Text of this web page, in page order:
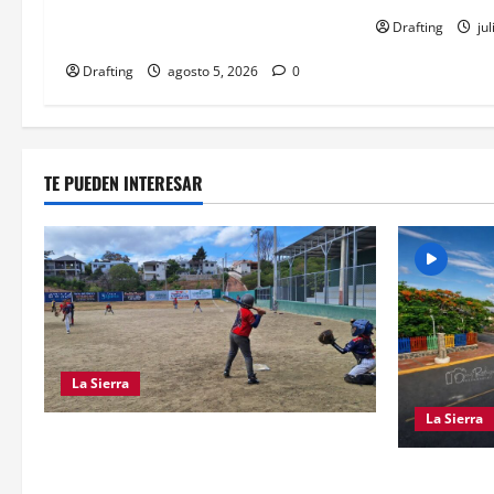
Drafting agosto 5, 2026 0
Drafting
TE PUEDEN INTERESAR
La Sierra
La Sierra